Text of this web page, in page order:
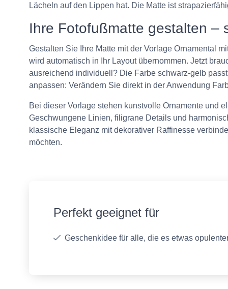
Lächeln auf den Lippen hat. Die Matte ist
Ihre Fotofußmatte gestalten –
Gestalten Sie Ihre Matte mit der Vorlage Ornamental
wird automatisch in Ihr Layout übernommen. Jetzt
ausreichend individuell? Die Farbe schwarz-gelb
anpassen: Verändern Sie direkt in der Anwendung
Bei dieser Vorlage stehen kunstvolle Ornamente und
Geschwungene Linien, filigrane Details und
klassische Eleganz mit dekorativer Raffinesse
möchten.
Perfekt geeignet für
Geschenkidee für alle, die es etwas